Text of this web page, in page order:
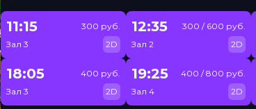
11:15
Зал 3
300 руб.
2D
12:35
Зал 2
300 / 600 руб.
2D
18:05
Зал 3
400 руб.
2D
19:25
Зал 4
400 / 800 руб.
2D